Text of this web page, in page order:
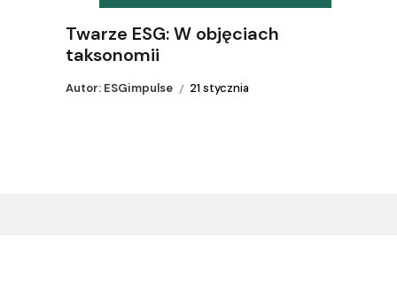
Twarze ESG: W objęciach
taksonomii
Autor: ESGimpulse 21 stycznia